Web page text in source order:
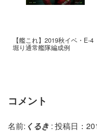
【艦これ】2019秋イベ・E-4
堀り通常艦隊編成例
コメント
名前: くるき : 投稿日：